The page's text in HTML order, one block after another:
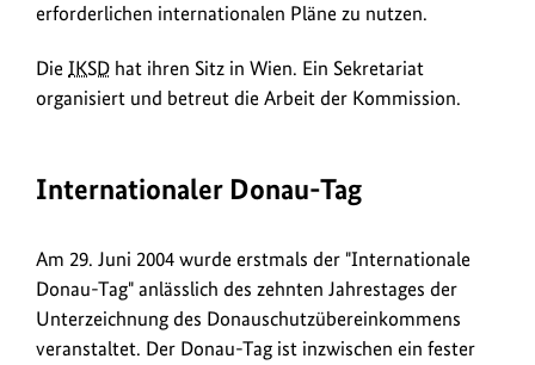
erforderlichen internationalen Pläne zu nutzen.
Die IKSD hat ihren Sitz in Wien. Ein Sekretariat
organisiert und betreut die Arbeit der Kommission.
Internationaler Donau-Tag
Am 29. Juni 2004 wurde erstmals der "Internationale
Donau-Tag" anlässlich des zehnten Jahrestages der
Unterzeichnung des Donauschutzübereinkommens
veranstaltet. Der Donau-Tag ist inzwischen ein fester